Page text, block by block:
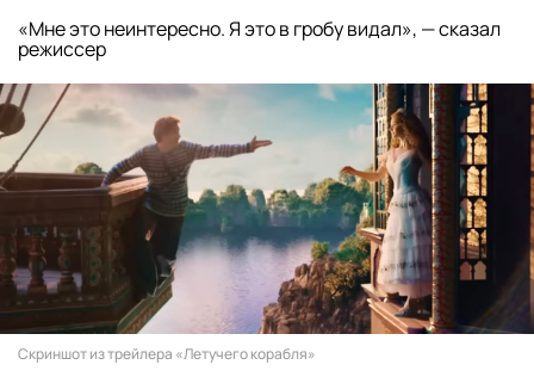
«Мне это неинтересно. Я это в гробу видал», — сказал
режиссер
Скриншот из трейлера «Летучего корабля»